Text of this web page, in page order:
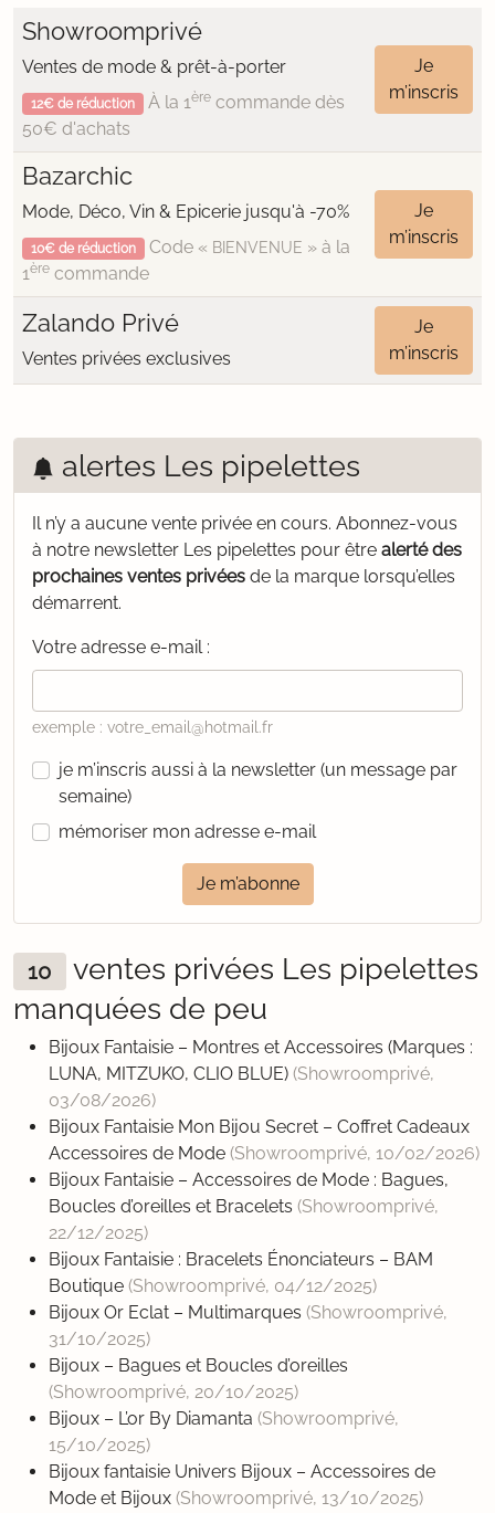
Showroomprivé
Ventes de mode & prêt-à-porter
12€ de réduction À la 1èrecommande dès
50€ d'achats
Je
m’inscris
Bazarchic
Mode, Déco, Vin & Epicerie jusqu'à -70%
10€ de réduction Code « BIENVENUE » à la
1ère commande
Je
m’inscris
Zalando Privé
Ventes privées exclusives
Je
m’inscris
alertes Les pipelettes
Il n’y a aucune vente privée en cours. Abonnez-vous
à notre newsletter Les pipelettes pour être alerté des
prochaines ventes privées de la marque lorsqu’elles
démarrent.
Votre adresse e-mail :
exemple : votre_email@hotmail.fr
je m’inscris aussi à la newsletter (un message par
semaine)
mémoriser mon adresse e-mail
Je m’abonne
10
ventes privées Les pipelettes
manquées de peu
Bijoux Fantaisie – Montres et Accessoires (Marques :
LUNA, MITZUKO, CLIO BLUE) (Showroomprivé,
03/08/2026)
Bijoux Fantaisie Mon Bijou Secret – Coffret Cadeaux
Accessoires de Mode (Showroomprivé, 10/02/2026)
Bijoux Fantaisie – Accessoires de Mode : Bagues,
Boucles d’oreilles et Bracelets (Showroomprivé,
22/12/2025)
Bijoux Fantaisie : Bracelets Énonciateurs – BAM
Boutique (Showroomprivé, 04/12/2025)
Bijoux Or Eclat – Multimarques (Showroomprivé,
31/10/2025)
Bijoux – Bagues et Boucles d’oreilles
(Showroomprivé, 20/10/2025)
Bijoux – L’or By Diamanta (Showroomprivé,
15/10/2025)
Bijoux fantaisie Univers Bijoux – Accessoires de
Mode et Bijoux (Showroomprivé, 13/10/2025)